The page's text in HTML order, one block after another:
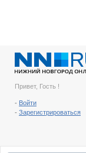
Привет, Гость !
- Войти
- Зарегистрироваться